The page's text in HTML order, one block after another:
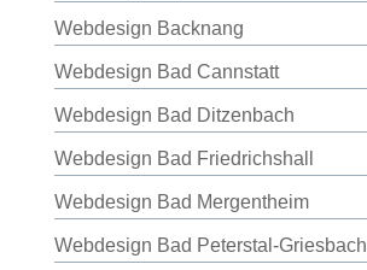
Webdesign Backnang
Webdesign Bad Cannstatt
Webdesign Bad Ditzenbach
Webdesign Bad Friedrichshall
Webdesign Bad Mergentheim
Webdesign Bad Peterstal-Griesbach